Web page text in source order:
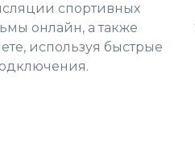
спортивных
онлайн, а также
используя быстрые